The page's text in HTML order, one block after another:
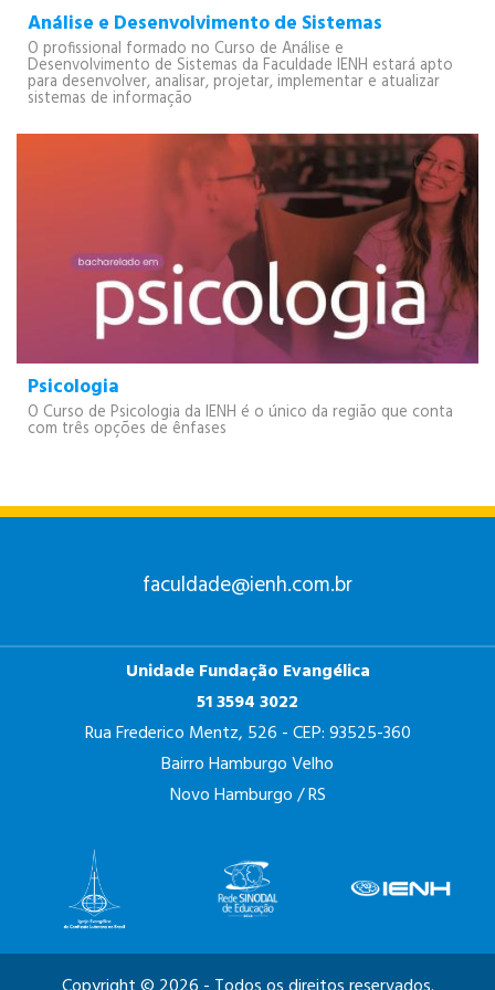
PÓS-GRADUAÇÃO
Análise e Desenvolvimento de Sistemas
O profissional formado no Curso de Análise e
Desenvolvimento de Sistemas da Faculdade IENH estará apto
para desenvolver, analisar, projetar, implementar e atualizar
sistemas de informação
Psicologia
O Curso de Psicologia da IENH é o único da região que conta
com três opções de ênfases
faculdade@ienh.com.br
Unidade Fundação Evangélica
51 3594 3022
Rua Frederico Mentz, 526 - CEP: 93525-360
Bairro Hamburgo Velho
Novo Hamburgo / RS